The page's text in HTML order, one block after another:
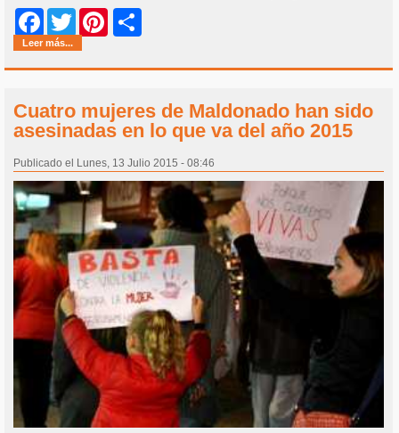
Facebook
Twitter Pinterest
Leer más...
Cuatro mujeres de Maldonado han sido
asesinadas en lo que va del año 2015
Publicado el Lunes, 13 Julio 2015 - 08:46